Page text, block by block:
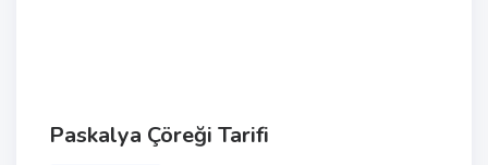
Paskalya Çöreği Tarifi